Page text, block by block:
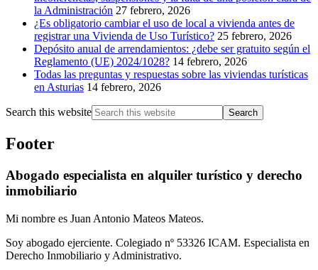
la Administración 27 febrero, 2026
¿Es obligatorio cambiar el uso de local a vivienda antes de
registrar una Vivienda de Uso Turístico? 25 febrero, 2026
Depósito anual de arrendamientos: ¿debe ser gratuito según el
Reglamento (UE) 2024/1028? 14 febrero, 2026
Todas las preguntas y respuestas sobre las viviendas turísticas
en Asturias 14 febrero, 2026
Search this website
Footer
Abogado especialista en alquiler turístico y derecho
inmobiliario
Mi nombre es Juan Antonio Mateos Mateos.
Soy abogado ejerciente. Colegiado nº 53326 ICAM. Especialista en
Derecho Inmobiliario y Administrativo.